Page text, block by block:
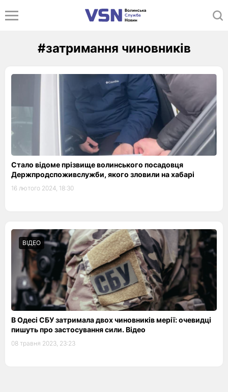
#затримання чиновників
Стало відоме прізвище волинського посадовця
Держпродспоживслужби, якого зловили на хабарі
16 лютого 2024, 18:30
ВІДЕО
В Одесі СБУ затримала двох чиновників мерії: очевидці
пишуть про застосування сили. Відео
08 травня 2023, 23:23